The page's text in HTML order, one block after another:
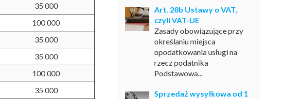
35 000
100 000
35 000
35 000
100 000
35 000
Art. 28b Ustawy o VAT,
czyli VAT-UE
Zasady obowiązujące przy
określaniu miejsca
opodatkowania usługi na
rzecz podatnika
Podstawowa...
Sprzedaż wysyłkowa od 1